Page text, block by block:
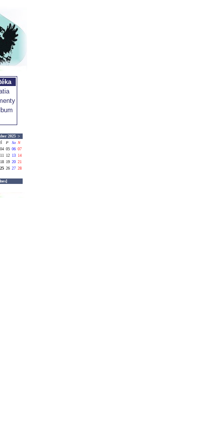
2025 >
Š P So N
04 05 06 07
11 12 13 14
18 19 20 21
25 26 27 28